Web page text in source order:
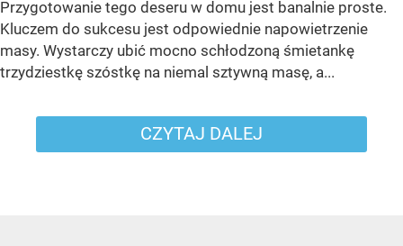
Przygotowanie tego deseru w domu jest banalnie proste.
Kluczem do sukcesu jest odpowiednie napowietrzenie
masy. Wystarczy ubić mocno schłodzoną śmietankę
trzydziestkę szóstkę na niemal sztywną masę, a...
CZYTAJ DALEJ